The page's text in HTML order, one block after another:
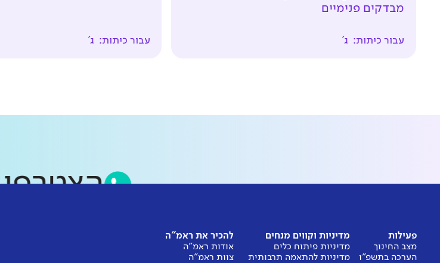
מבדקים פנימיים
עבור כיתות: ג' עבור כיתות: ג'
פעילות
מצב החינוך
הערכה בתשפ"ו
מדיניות וקווים מנחים
מדיניות פיתוח כלים
מדיניות להתאמה תרבותית
להכיר את ראמ"ה
אודות ראמ"ה
צוות ראמ"ה